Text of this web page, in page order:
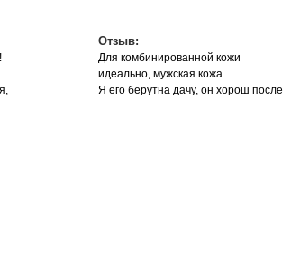
Отзыв:
Для комбинированной кожи
идеально, мужская кожа.
Я его берутна дачу, он хорош после